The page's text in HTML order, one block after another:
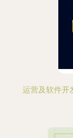
运营及软件开